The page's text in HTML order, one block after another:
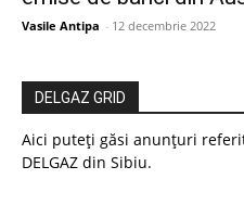
Vasile Antipa - 12 decembrie 2022
DELGAZ GRID
Aici puteți găsi anunțuri
DELGAZ din Sibiu.